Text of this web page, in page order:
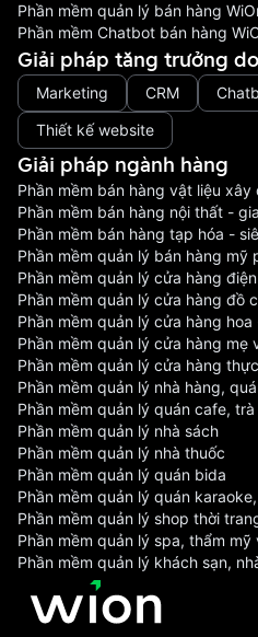
Phần mềm quản lý bán hàng
Phần mềm Chatbot bán hàng
Giải pháp tăng trưởng
Marketing CRM
Thiết kế website
Giải pháp ngành hàng
Phần mềm bán hàng vật liệu xây
Phần mềm bán hàng nội thất -
Phần mềm bán hàng tạp hóa -
Phần mềm quản lý bán hàng mỹ
Phần mềm quản lý cửa hàng
Phần mềm quản lý cửa hàng đồ
Phần mềm quản lý cửa hàng
Phần mềm quản lý cửa hàng mẹ
Phần mềm quản lý cửa hàng
Phần mềm quản lý nhà hàng,
Phần mềm quản lý quán cafe, trà
Phần mềm quản lý nhà sách
Phần mềm quản lý nhà thuốc
Phần mềm quản lý quán bida
Phần mềm quản lý quán
Phần mềm quản lý shop thời
Phần mềm quản lý spa, thẩm mỹ
Phần mềm quản lý khách sạn,